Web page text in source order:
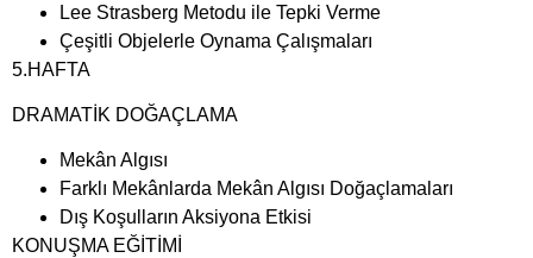
Lee Strasberg Metodu ile Tepki Verme
Çeşitli Objelerle Oynama Çalışmaları
5.HAFTA
DRAMATİK DOĞAÇLAMA
Mekân Algısı
Farklı Mekânlarda Mekân Algısı Doğaçlamaları
Dış Koşulların Aksiyona Etkisi
KONUŞMA EĞİTİMİ